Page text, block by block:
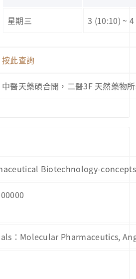
星期三 3 (10:10) ~
按此查詢
中醫天藥碩合開，二醫3F 天然藥物
Biotechnology-
：Molecular Pharmaceutics,